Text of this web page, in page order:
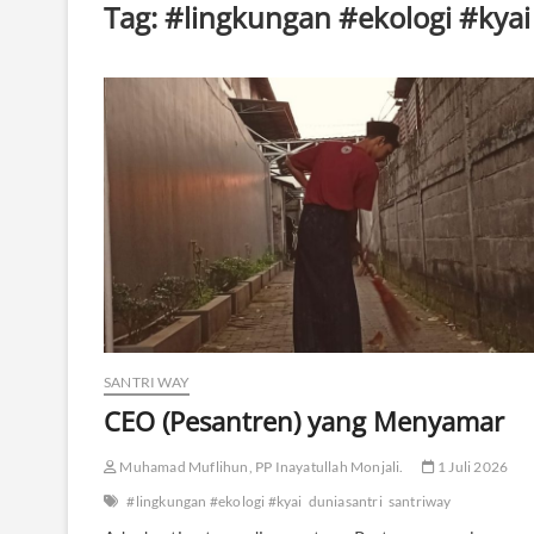
Tag:#lingkungan #ekologi #kyai
SANTRI WAY
CEO (Pesantren) yang Menyamar
Muhamad Muflihun, PP Inayatullah Monjali.
1 Juli 2026
#lingkungan #ekologi #kyai duniasantri santriway